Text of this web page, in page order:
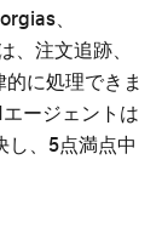
、
注文追跡、
に処理できま
ージェントは
し、5点満点中